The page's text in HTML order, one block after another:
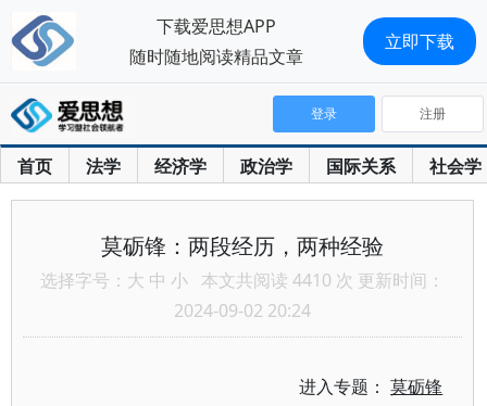
首页 法学 经济学 政治学 国际关系 社会学
登录 注册
莫砺锋：两段经历，两种经验
选择字号： 大 中 小 本文共阅读 4410 次 更新时间：
2024-09-02 20:24
进入专题：莫砺锋
下载爱思想APP
随时随地阅读精品文章
立即下载